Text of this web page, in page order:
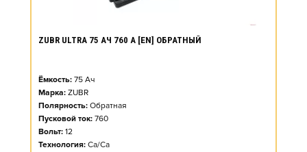
ZUBR ULTRA 75 АЧ 760 А [EN] ОБРАТНЫЙ
Ёмкость: 75 Ач
Марка: ZUBR
Полярность: Обратная
Пусковой ток: 760
Вольт: 12
Технология: Ca/Ca